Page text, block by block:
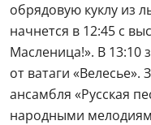
обрядовую куклу из
начнется в 12:45 с
Масленица!». В 13:10
от ватаги
ансамбля «Русская
народными